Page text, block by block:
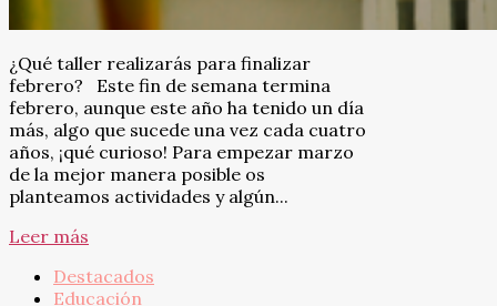
¿Qué taller realizarás para finalizar
febrero? Este fin de semana termina
febrero, aunque este año ha tenido un día
más, algo que sucede una vez cada cuatro
años, ¡qué curioso! Para empezar marzo
de la mejor manera posible os
planteamos actividades y algún...
Leer más
Destacados
Educación